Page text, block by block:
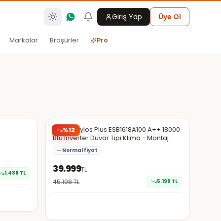
Giriş Yap Üye Ol
Markalar Broşürler Pro
1.488 TL
%12
E.C.A. Spylos Plus ESB1618A100 A++ 18000
Btu Inverter Duvar Tipi Klima - Montaj
Normal fiyat
39.999TL
45.198TL 5.199 TL
Hepsiburada